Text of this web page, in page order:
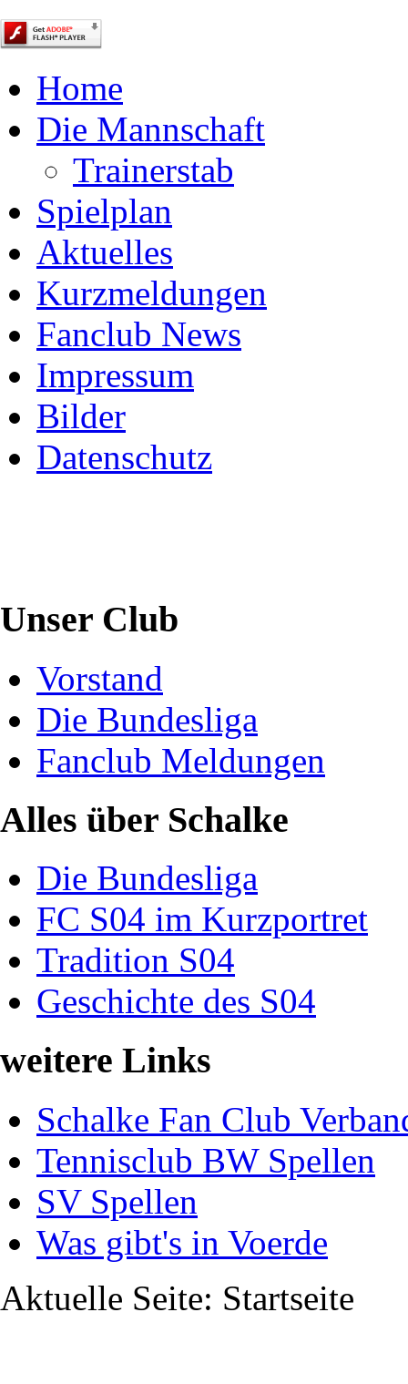
Home
Die Mannschaft
Trainerstab
Spielplan
Aktuelles
Kurzmeldungen
Fanclub News
Impressum
Bilder
Datenschutz
Unser Club
Vorstand
Die Bundesliga
Fanclub Meldungen
Alles über Schalke
Die Bundesliga
FC S04 im Kurzportret
Tradition S04
Geschichte des S04
weitere Links
Schalke Fan Club
Tennisclub BW Spellen
SV Spellen
Was gibt's in Voerde
Aktuelle Seite: Startseite